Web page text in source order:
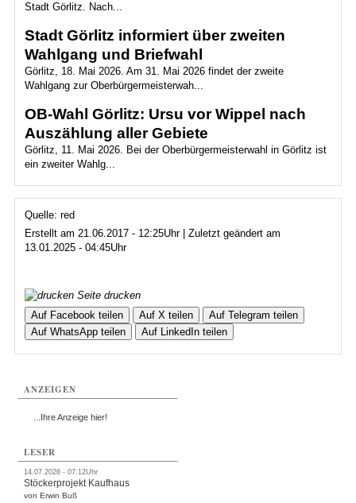
Stadt Görlitz. Nach...
Stadt Görlitz informiert über zweiten
Wahlgang und Briefwahl
Görlitz, 18. Mai 2026. Am 31. Mai 2026 findet der zweite
Wahlgang zur Oberbürgermeisterwah...
OB-Wahl Görlitz: Ursu vor Wippel nach
Auszählung aller Gebiete
Görlitz, 11. Mai 2026. Bei der Oberbürgermeisterwahl in Görlitz ist
ein zweiter Wahlg...
Quelle: red
Erstellt am 21.06.2017 - 12:25Uhr | Zuletzt geändert am
13.01.2025 - 04:45Uhr
Seite drucken
Auf Facebook teilen
Auf X teilen
Auf Telegram teilen
Auf WhatsApp teilen
Auf LinkedIn teilen
ANZEIGEN
...Ihre Anzeige hier!
LESER
14.07.2026 - 07:12Uhr
Stöckerprojekt Kaufhaus
von Erwin Buß